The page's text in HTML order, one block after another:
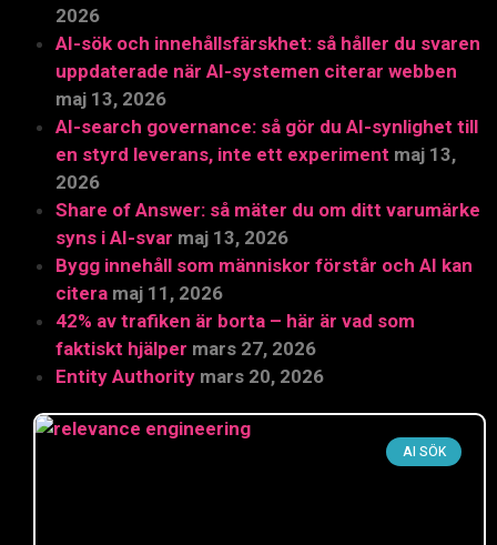
2026
AI-sök och innehållsfärskhet: så håller du svaren
uppdaterade när AI-systemen citerar webben
maj 13, 2026
AI-search governance: så gör du AI-synlighet till
en styrd leverans, inte ett experiment maj 13,
2026
Share of Answer: så mäter du om ditt varumärke
syns i AI-svar maj 13, 2026
Bygg innehåll som människor förstår och AI kan
citera maj 11, 2026
42% av trafiken är borta – här är vad som
faktiskt hjälper mars 27, 2026
Entity Authority mars 20, 2026
AI SÖK